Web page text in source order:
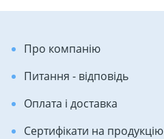
Про компанію
Питання - відповідь
Оплата і доставка
Сертифікати на продукцію